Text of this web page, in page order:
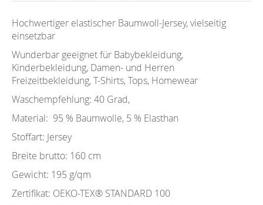
Hochwertiger elastischer Baumwoll-Jersey, vielseitig
einsetzbar
Wunderbar geeignet für Babybekleidung,
Kinderbekleidung, Damen- und Herren
Freizeitbekleidung, T-Shirts, Tops, Homewear
Waschempfehlung: 40 Grad,
Material: 95 % Baumwolle, 5 % Elasthan
Stoffart: Jersey
Breite brutto: 160 cm
Gewicht: 195 g/qm
Zertifikat: OEKO-TEX®️ STANDARD 100